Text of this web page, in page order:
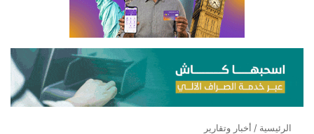
الرئيسية / أخبار وتقارير